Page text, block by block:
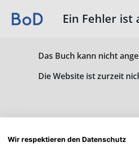
Ein Fehler
Das Buch kann nicht
Die Website ist zurzeit
Wir respektieren den Datenschutz